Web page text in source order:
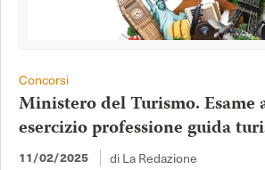
Concorsi
Ministero del Turismo. Esame
esercizio professione guida
11/02/2025 di La Redazione